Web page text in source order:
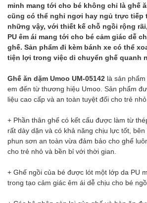
minh mang tới cho bé không chỉ là ghế
cũng có thể nghỉ ngơi hay ngủ trực tiếp
những vậy, với thiết kế chỗ ngồi rộng
PU êm ái mang tới cho bé cảm giác dễ
ghế. Sản phẩm đi kèm bánh xe có thể
tiện lợi trong việc di chuyển ghế quanh
Ghế ăn dặm Umoo UM-05142 là sản
em đến từ thương hiệu Umoo. Sản phẩm
liệu cao cấp và an toàn tuyệt đối cho trẻ
+ Phần thân ghế có kết cấu được làm từ
rất dày dặn và có khả năng chịu lực tốt,
phun sơn an toàn vừa đảm bảo cho ghế
cho trẻ nhỏ và bền bỉ với thời gian.
+ Ghế ngồi của bé được lót một lớp da PU
trong tạo cảm giác êm ái dễ chịu cho bé